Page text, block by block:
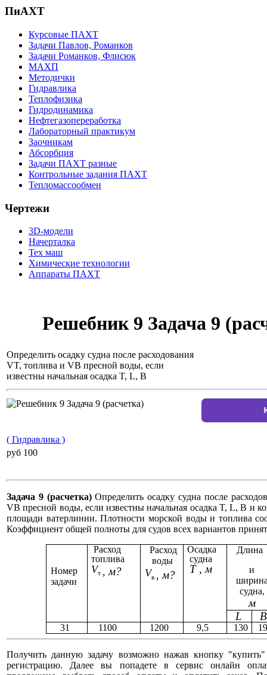
ПиАХТ
Курсовые ПАХТ
Задачи Павлов, Романков
Задачи Романков, Флисюк
МАХП
Методички
Гидравлика
Теплофизика
Гидродинамика
Нефтегазопереработка
Лабораторный практикум
Заочникам
Абсорбция
Задачи ПАХТ разные
Контрольные задания ПАХТ
Тепломассообмен
Чертежи
3D-модели
Начерталка
Тех маш
Химические технологии
Аппараты ПАХТ
Решебник 9 Задача 9
Определить осадку судна после расходования
VT, топлива и VB пресной воды, если
известны начальная осадка T, L, B
( Гидравлика )
pуб 100
Задача 9 (расчетка)Определить осадку судна после
VB пресной воды, если известны начальная осадка T, L, B и
площади ватерлинии. Плотности морской воды и топлива
Коэффициент общей полноты для судов всех вариантов
Номер
задачи
Расход
топлива
Vт ,м?
Расход
воды
Vв ,м?
Осадка
судна
T ,м
Длина
и
судна,
м
L
B
31 1100 1200 9,5 130
Получить данную задачу возможно нажав кнопку
регистрацию. Далее вы попадете в сервис онлайн